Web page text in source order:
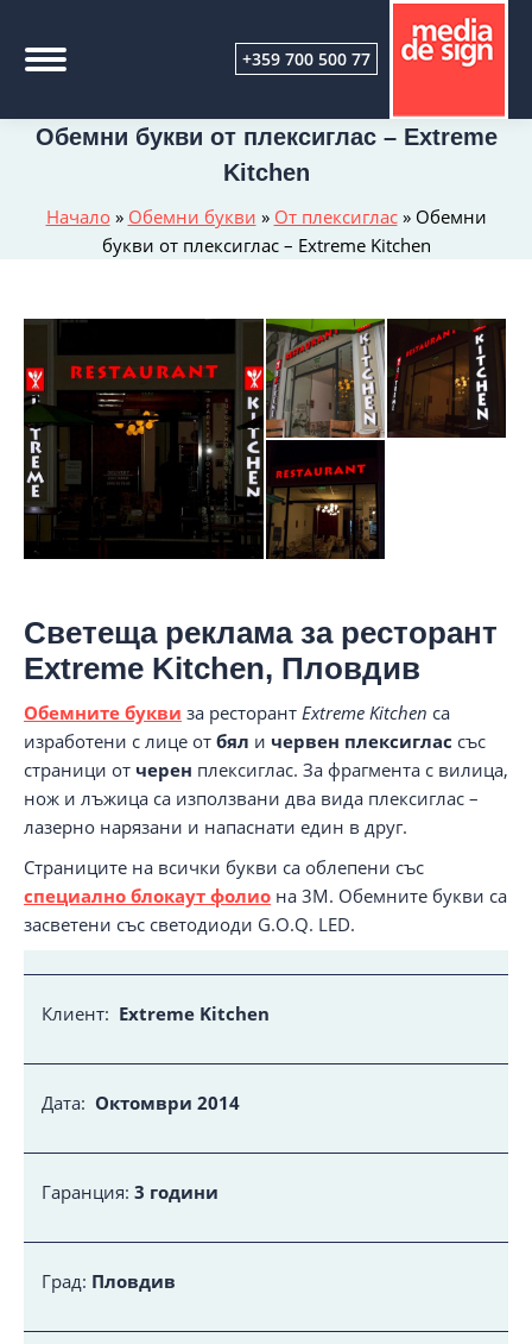
+359 700 500 77
Начало» Обемни букви » От плексиглас» Обемни
букви от плексиглас – Extreme Kitchen
Обемни букви от плексиглас – Extreme
Kitchen
Светеща реклама за ресторант
Extreme Kitchen, Пловдив
Обемните букви за ресторант Extreme Kitchen са
изработени с лице от бял и червен плексиглас със
страници от черен плексиглас. За фрагмента с вилица,
нож и лъжица са използвани два вида плексиглас –
лазерно нарязани и напаснати един в друг.
Страниците на всички букви са облепени със
специално блокаут фолио на 3M. Обемните букви са
засветени със светодиоди G.O.Q. LED.
Клиент: Extreme Kitchen
Дата: Октомври 2014
Гаранция: 3 години
Град: Пловдив